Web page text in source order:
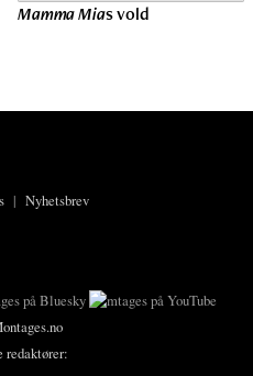
Mamma Mias vold
| Nyhetsbrev
redaktører: